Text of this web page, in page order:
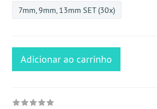
7mm, 9mm, 13mm SET (30x)
Adicionar ao carrinho